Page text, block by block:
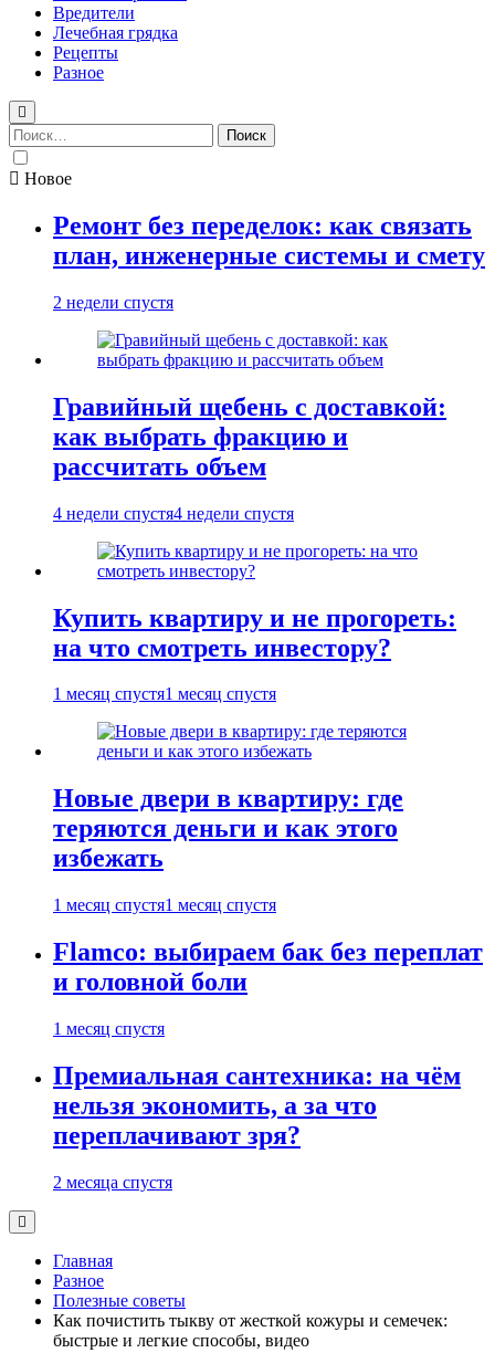
Вредители
Лечебная грядка
Рецепты
Разное
Найти:
Новое
Ремонт без переделок: как связать
план, инженерные системы и смету
2 недели спустя
Гравийный щебень с доставкой:
как выбрать фракцию и
рассчитать объем
4 недели спустя4 недели спустя
Купить квартиру и не прогореть:
на что смотреть инвестору?
1 месяц спустя1 месяц спустя
Новые двери в квартиру: где
теряются деньги и как этого
избежать
1 месяц спустя1 месяц спустя
Flamco: выбираем бак без переплат
и головной боли
1 месяц спустя
Премиальная сантехника: на чём
нельзя экономить, а за что
переплачивают зря?
2 месяца спустя
Главная
Разное
Полезные советы
Как почистить тыкву от жесткой кожуры и семечек:
быстрые и легкие способы, видео